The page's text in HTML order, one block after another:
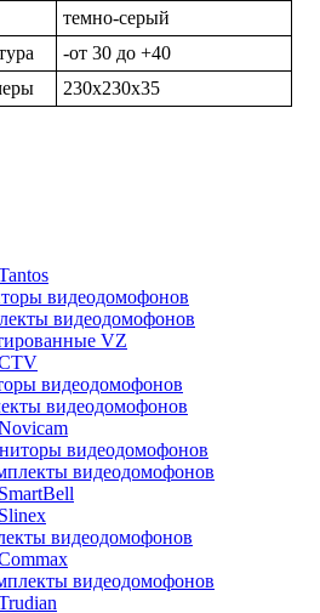
темно-серый
-от 30 до +40
230х230х35
видеодомофонов
видеодомофонов
VZ
видеодомофонов
видеодомофонов
видеодомофонов
видеодомофонов
видеодомофонов
видеодомофонов